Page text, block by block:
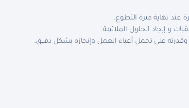
عند نهاية فترة التطوع.
و إيجاد الحلول الملائمة.
على تحمل أعباء العمل وإنجازه بشكل دقيق.